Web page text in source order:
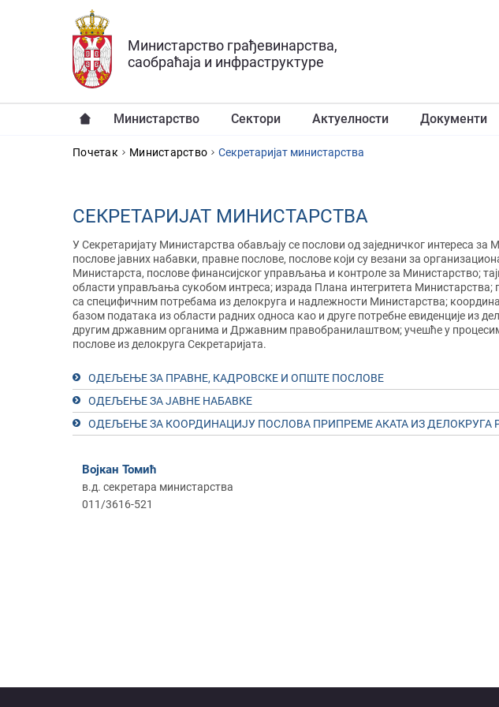
Прескочи на главни део садржаја
Министарство грађевинарства,
саобраћаја и инфраструктуре
Министарство Сектори Актуелности Документи
YOU ARE HERE
Почетак Министарство Секретаријат министарства
СЕКРЕТАРИЈАТ МИНИСТАРСТВА
У Секретаријату Министарства обављају се послови од заједничког интереса
послове јавних набавки, правне послове, послове који су везани за
Министарста, послове финансијског управљања и контроле за Министарство;
области управљања сукобом интреса; израда Плана интегритета
са специфичним потребама из делокруга и надлежности Министарства;
базом података из области радних односа као и друге потребне евиденције из
другим државним органима и Државним правобранилаштвом; учешће у
послове из делокруга Секретаријата.
ОДЕЉЕЊЕ ЗА ПРАВНЕ, КАДРОВСКЕ И ОПШТЕ ПОСЛОВЕ
ОДЕЉЕЊЕ ЗА ЈАВНЕ НАБАВКЕ
ОДЕЉЕЊЕ ЗА КООРДИНАЦИЈУ ПОСЛОВА ПРИПРЕМЕ АКАТА ИЗ
Војкан Томић
в.д. секретарa министарства
011/3616-521